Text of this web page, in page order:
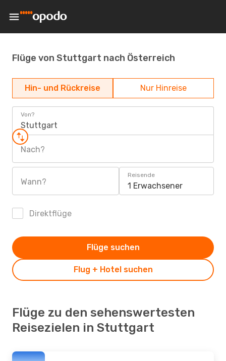
Flüge von Stuttgart nach Österreich
Hin- und Rückreise Nur Hinreise
Von?
Stuttgart
Nach?
Wann?
Reisende
1 Erwachsener
Direktflüge
Flug + Hotel suchen
Flüge suchen
Flüge zu den sehenswertesten
Reisezielen in Stuttgart